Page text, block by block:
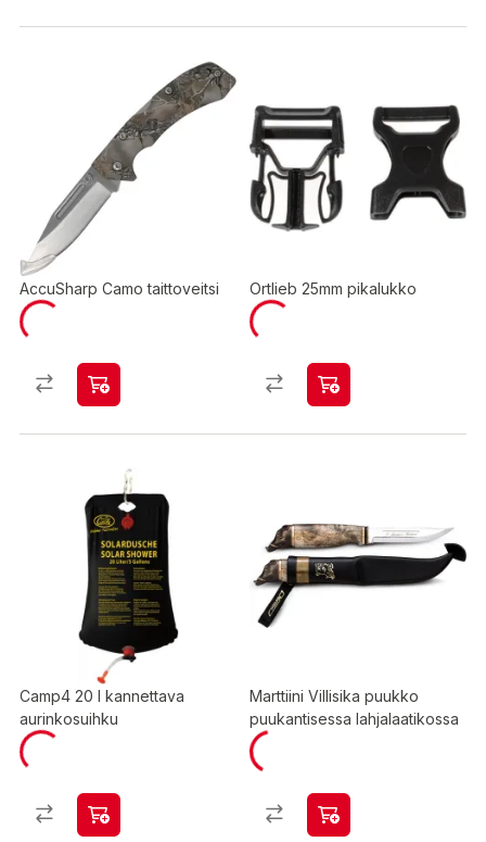
AccuSharp Camo taittoveitsi Ortlieb 25mm pikalukko
Camp4 20 l kannettava
aurinkosuihku
Marttiini Villisika puukko
puukantisessa lahjalaatikossa